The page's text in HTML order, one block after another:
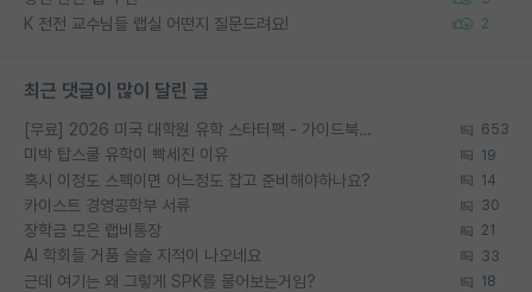
K 전전 교수님들 랩실 어떤지 질문드려요! 2
최근 댓글이 많이 달린 글
[무료] 2026 미국 대학원 유학 스타터팩 - 가이드북 & 합격자 컨택메일 템플릿 653
미박 탑스쿨 유학이 빡세진 이유 19
혹시 이정도 스펙이면 어느정도 잡고 준비해야하나요? 14
카이스트 경영공학부 서류 30
장학금 모은 랩비통장 21
AI 학회들 거품 슬슬 지적이 나오네요 33
근데 여기는 왜 그렇게 SPK를 물어보는거임? 18